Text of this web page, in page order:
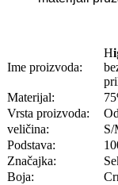
Ime proizvoda:
Hi
Materijal:
Vrsta proizvoda:
veličina:
Podstava:
Značajka:
Boja: